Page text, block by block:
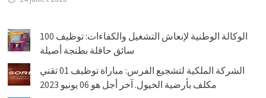
الوكالة الوطنية لإنعاش التشغيل والكفاءات: توظيف 100
سائق حافلة بطنجة أصيلة
الشركة الملكية لتشجيع الفرس: مباراة توظيف 01 تقني
مكلف بأرضية الخيول. آخر أجل هو 06 يونيو 2023